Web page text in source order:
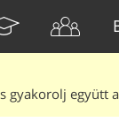
gyakorolj együtt